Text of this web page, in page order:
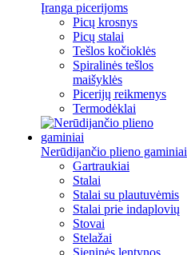
Įranga picerijoms
Picų krosnys
Picų stalai
Tešlos kočioklės
Spiralinės tešlos
maišyklės
Picerijų reikmenys
Termodėklai
Nerūdijančio plieno gaminiai
Gartraukiai
Stalai
Stalai su plautuvėmis
Stalai prie indaplovių
Stovai
Stelažai
Sieninės lentynos